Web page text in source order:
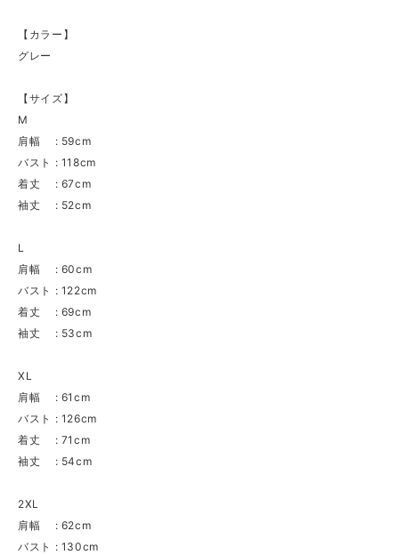
【カラー】
グレー
【サイズ】
M
肩幅 : 59cm
バスト : 118cm
着丈 : 67cm
袖丈 : 52cm
L
肩幅 : 60cm
バスト : 122cm
着丈 : 69cm
袖丈 : 53cm
XL
肩幅 : 61cm
バスト : 126cm
着丈 : 71cm
袖丈 : 54cm
2XL
肩幅 : 62cm
バスト : 130cm